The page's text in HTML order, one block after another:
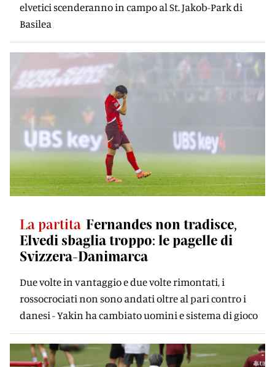
elvetici scenderanno in campo al St. Jakob-Park di
Basilea
La partita Fernandes non tradisce,
Elvedi sbaglia troppo: le pagelle di
Svizzera-Danimarca
Due volte in vantaggio e due volte rimontati, i
rossocrociati non sono andati oltre al pari contro i
danesi - Yakin ha cambiato uomini e sistema di gioco